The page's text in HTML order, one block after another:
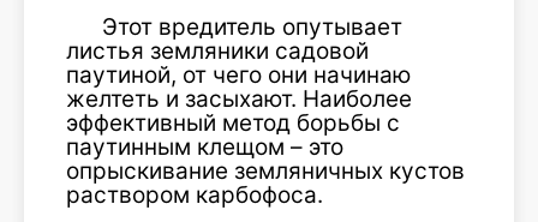
Этот вредитель опутывает
листья земляники садовой
паутиной, от чего они начинаю
желтеть и засыхают. Наиболее
эффективный метод борьбы с
паутинным клещом – это
опрыскивание земляничных кустов
раствором карбофоса.